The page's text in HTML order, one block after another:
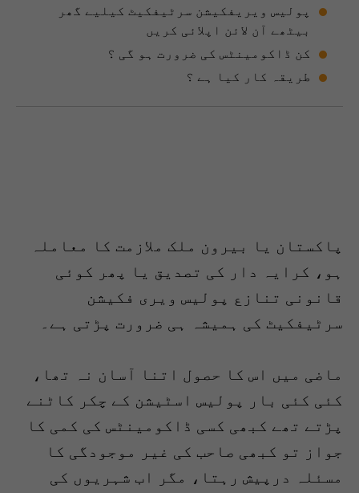
پولیس ویریفکیشن سرٹیفکیٹ کیلیے گھر
بیٹھے آن لائن اپلائی کریں
کن ڈاکومینٹس کی ضرورت ہو گی ؟
طریقہ کار کیا ہے ؟
پاکستان یا بیرون ملک ملازمت کا معاملہ
ہو، کرایہ دار کی تصدیق یا پھر کوئی
قانونی تنازع پولیس ویری فکیشن
سرٹیفکیٹ کی ہمیشہ ہی ضرورت پڑتی ہے۔
ماضی میں اس کا حصول اتنا آسان نہ تھا،
کئی کئی بار پولیس اسٹیشن کے چکر کاٹنے
پڑتے تھے کبھی کسی ڈاکومینٹس کی کمی کا
جواز تو کبھی صاحب کی غیر موجودگی کا
مسئلہ درپیش رہتا، مگر اب شہریوں کی